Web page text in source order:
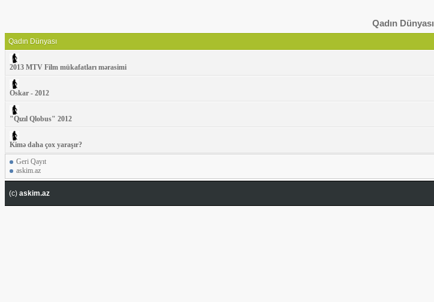
Qadın Dünyası
Qadın Dünyası
2013 MTV Film mükafatları mərasimi
Oskar - 2012
"Qızıl Qlobus" 2012
Kimə daha çox yaraşır?
Geri Qayıt
askim.az
(c) askim.az